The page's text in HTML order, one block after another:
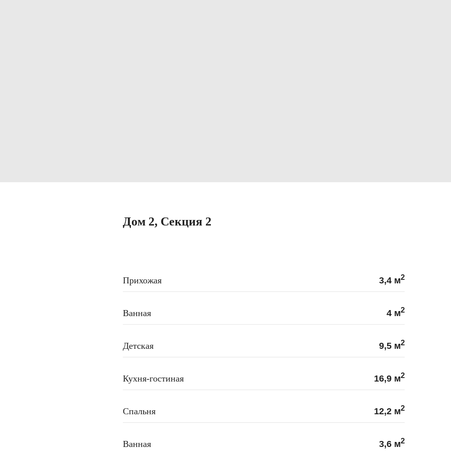
Дом 2, Секция 2
Прихожая 3,4 м2
Ванная 4 м2
Детская 9,5 м2
Кухня-гостиная 16,9 м2
Спальня 12,2 м2
Ванная 3,6 м2